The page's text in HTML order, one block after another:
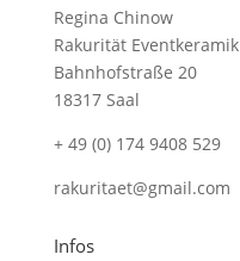
Regina Chinow
Rakurität Eventkeramik
Bahnhofstraße 20
18317 Saal
+ 49 (0) 174 9408 529
rakuritaet@gmail.com
Infos